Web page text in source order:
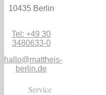
10435 Berlin
Tel: +49 30
3480633-0
hallo@mattheis-
berlin.de
Service